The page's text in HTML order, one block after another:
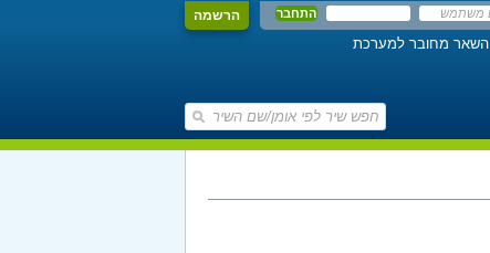
הרשמה
השאר מחובר למערכת